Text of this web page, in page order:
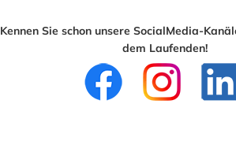
Kennen Sie schon unsere SocialMedia-
dem Laufenden!